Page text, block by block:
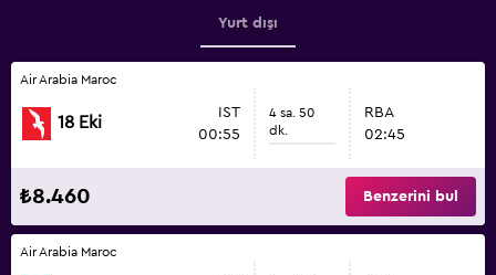
Yurt dışı
Air Arabia Maroc
18 Eki
IST
00:55
4 sa. 50
dk.
RBA
02:45
₺8.460 Benzerini bul
Air Arabia Maroc